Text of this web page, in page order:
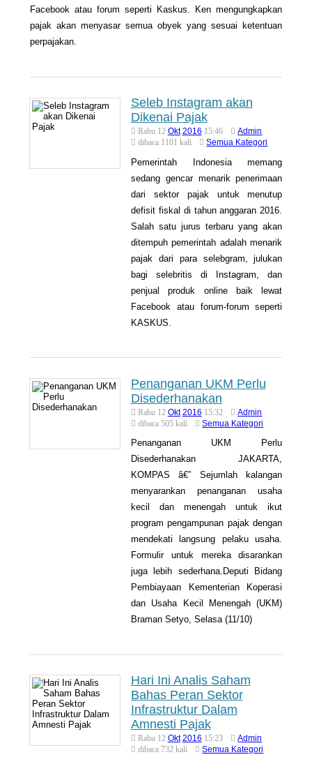
Facebook atau forum seperti Kaskus. Ken mengungkapkan
pajak akan menyasar semua obyek yang sesuai ketentuan
perpajakan.
Seleb Instagram akan
Dikenai Pajak
Rabu 12 Okt 2016 15:46
Admin
dibaca 1101 kali
Semua Kategori
Pemerintah Indonesia memang
sedang gencar menarik penerimaan
dari sektor pajak untuk menutup
defisit fiskal di tahun anggaran 2016.
Salah satu jurus terbaru yang akan
ditempuh pemerintah adalah menarik
pajak dari para selebgram, julukan
bagi selebritis di Instagram, dan
penjual produk online baik lewat
Facebook atau forum-forum seperti
KASKUS.
Penanganan UKM Perlu
Disederhanakan
Rabu 12 Okt 2016 15:32
Admin
dibaca 505 kali
Semua Kategori
Penanganan UKM Perlu
Disederhanakan JAKARTA,
KOMPAS â€” Sejumlah kalangan
menyarankan penanganan usaha
kecil dan menengah untuk ikut
program pengampunan pajak dengan
mendekati langsung pelaku usaha.
Formulir untuk mereka disarankan
juga lebih sederhana.Deputi Bidang
Pembiayaan Kementerian Koperasi
dan Usaha Kecil Menengah (UKM)
Braman Setyo, Selasa (11/10)
Hari Ini Analis Saham
Bahas Peran Sektor
Infrastruktur Dalam
Amnesti Pajak
Rabu 12 Okt 2016 15:23
Admin
dibaca 732 kali
Semua Kategori